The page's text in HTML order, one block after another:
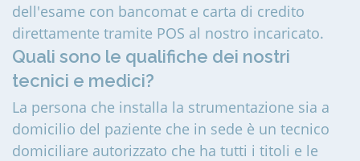
dell'esame con bancomat e carta di credito
direttamente tramite POS al nostro incaricato.
Quali sono le qualifiche dei nostri
tecnici e medici?
La persona che installa la strumentazione sia a
domicilio del paziente che in sede è un tecnico
domiciliare autorizzato che ha tutti i titoli e le